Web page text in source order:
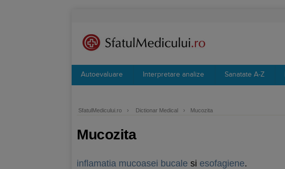
Autoevaluare Interpretare analize Sanatate A-Z
SfatulMedicului.ro › Dictionar Medical › Mucozita
Mucozita
inflamatia mucoasei bucale si esofagiene.